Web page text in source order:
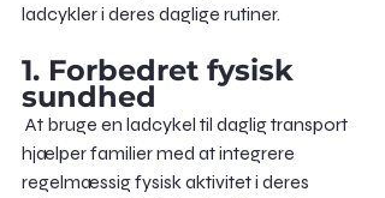
ladcykler i deres daglige rutiner.
1. Forbedret fysisk
sundhed
hjælper familier med at integrere
regelmæssig fysisk aktivitet i deres